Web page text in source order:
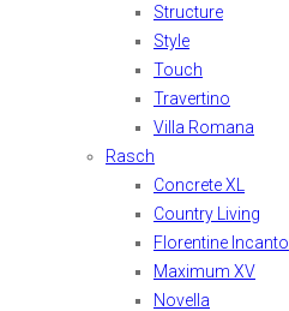
Structure
Style
Touch
Travertino
Villa Romana
Rasch
Concrete XL
Country Living
Florentine Incanto
Maximum XV
Novella